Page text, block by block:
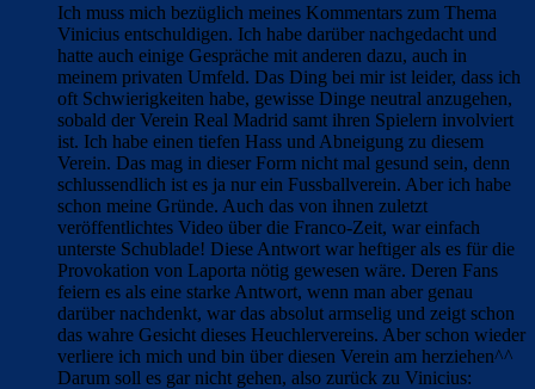
Ich muss mich bezüglich meines Kommentars zum Thema
Vinicius entschuldigen. Ich habe darüber nachgedacht und
hatte auch einige Gespräche mit anderen dazu, auch in
meinem privaten Umfeld. Das Ding bei mir ist leider, dass ich
oft Schwierigkeiten habe, gewisse Dinge neutral anzugehen,
sobald der Verein Real Madrid samt ihren Spielern involviert
ist. Ich habe einen tiefen Hass und Abneigung zu diesem
Verein. Das mag in dieser Form nicht mal gesund sein, denn
schlussendlich ist es ja nur ein Fussballverein. Aber ich habe
schon meine Gründe. Auch das von ihnen zuletzt
veröffentlichtes Video über die Franco-Zeit, war einfach
unterste Schublade! Diese Antwort war heftiger als es für die
Provokation von Laporta nötig gewesen wäre. Deren Fans
feiern es als eine starke Antwort, wenn man aber genau
darüber nachdenkt, war das absolut armselig und zeigt schon
das wahre Gesicht dieses Heuchlervereins. Aber schon wieder
verliere ich mich und bin über diesen Verein am herziehen^^
Darum soll es gar nicht gehen, also zurück zu Vinicius: